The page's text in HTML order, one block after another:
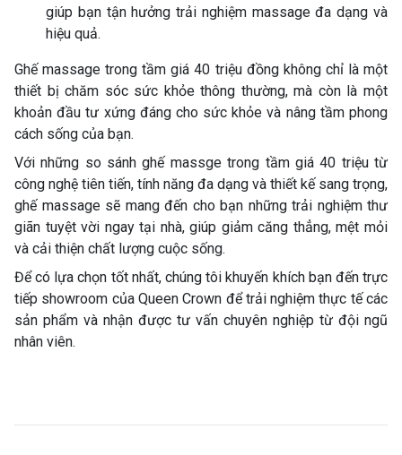
giúp bạn tận hưởng trải nghiệm massage đa dạng và
hiệu quả.
Ghế massage trong tầm giá 40 triệu đồng không chỉ là một
thiết bị chăm sóc sức khỏe thông thường, mà còn là một
khoản đầu tư xứng đáng cho sức khỏe và nâng tầm phong
cách sống của bạn.
Với những so sánh ghế massge trong tầm giá 40 triệu từ
công nghệ tiên tiến, tính năng đa dạng và thiết kế sang trọng,
ghế massage sẽ mang đến cho bạn những trải nghiệm thư
giãn tuyệt vời ngay tại nhà, giúp giảm căng thẳng, mệt mỏi
và cải thiện chất lượng cuộc sống.
Để có lựa chọn tốt nhất, chúng tôi khuyến khích bạn đến trực
tiếp showroom của Queen Crown để trải nghiệm thực tế các
sản phẩm và nhận được tư vấn chuyên nghiệp từ đội ngũ
nhân viên.